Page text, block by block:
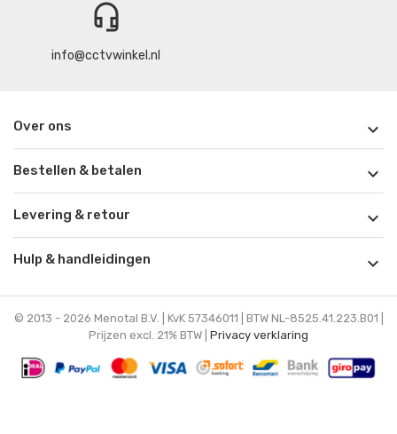
headset_mic
info@cctvwinkel.nl
Over ons 
Bestellen & betalen 
Levering & retour 
Hulp & handleidingen 
© 2013 - 2026 Menotal B.V. | KvK 57346011 | BTW NL-8525.41.223.B01 |
Prijzen excl. 21% BTW | Privacy verklaring